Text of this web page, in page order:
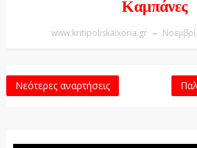
Καμπάνες
www.kritipoliskaixoria.gr
Νεότερες αναρτήσεις